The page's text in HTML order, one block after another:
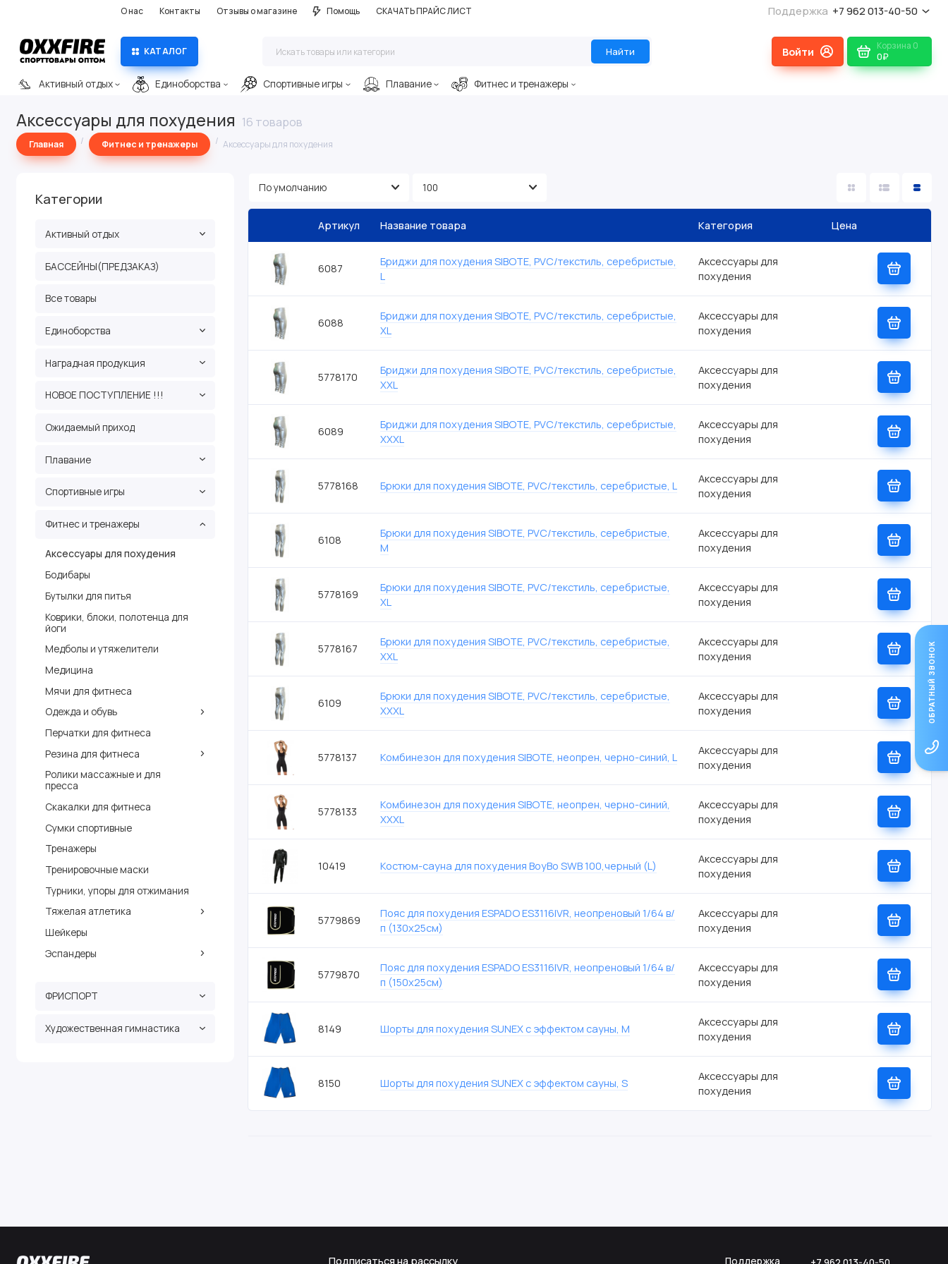
О нас Контакты Отзывы о магазине Помощь СКАЧАТЬ ПРАЙС ЛИСТ Поддержка +7 962 013-40-50
КАТАЛОГ Найти Корзина 0
0₽
Активный отдых Единоборства Спортивные игры Плавание Фитнес и тренажеры
Аксессуары для похудения 16 товаров
Главная Фитнес и тренажеры Аксессуары для похудения
Категории
Активный отдых
БАССЕЙНЫ(ПРЕДЗАКАЗ)
Все товары
Единоборства
Наградная продукция
НОВОЕ ПОСТУПЛЕНИЕ !!!
Ожидаемый приход
Плавание
Спортивные игры
Фитнес и тренажеры
Аксессуары для похудения
Бодибары
Бутылки для питья
Коврики, блоки, полотенца для
йоги
Медболы и утяжелители
Медицина
Мячи для фитнеса
Одежда и обувь
Перчатки для фитнеса
Резина для фитнеса
Ролики массажные и для
пресса
Скакалки для фитнеса
Сумки спортивные
Тренажеры
Тренировочные маски
Турники, упоры для отжимания
Тяжелая атлетика
Шейкеры
Эспандеры
ФРИСПОРТ
Художественная гимнастика
Артикул Название товара Категория Цена
6087
Бриджи для похудения SIBOTE, PVC/текстиль, серебристые,
L
Аксессуары для
похудения
6088
Бриджи для похудения SIBOTE, PVC/текстиль, серебристые,
XL
Аксессуары для
похудения
5778170
Бриджи для похудения SIBOTE, PVC/текстиль, серебристые,
XXL
Аксессуары для
похудения
6089
Бриджи для похудения SIBOTE, PVC/текстиль, серебристые,
XXXL
Аксессуары для
похудения
5778168 Брюки для похудения SIBOTE, PVC/текстиль, серебристые, L
Аксессуары для
похудения
6108
Брюки для похудения SIBOTE, PVC/текстиль, серебристые,
M
Аксессуары для
похудения
5778169
Брюки для похудения SIBOTE, PVC/текстиль, серебристые,
XL
Аксессуары для
похудения
5778167
Брюки для похудения SIBOTE, PVC/текстиль, серебристые,
XXL
Аксессуары для
похудения
6109
Брюки для похудения SIBOTE, PVC/текстиль, серебристые,
XXXL
Аксессуары для
похудения
5778137 Комбинезон для похудения SIBOTE, неопрен, черно-синий, L
Аксессуары для
похудения
5778133
Комбинезон для похудения SIBOTE, неопрен, черно-синий,
XXXL
Аксессуары для
похудения
10419 Костюм-сауна для похудения BoyBo SWB 100,черный (L)
Аксессуары для
похудения
5779869
Пояс для похудения ESPADO ES3116IVR, неопреновый 1/64 в/
п (130х25см)
Аксессуары для
похудения
5779870
Пояс для похудения ESPADO ES3116IVR, неопреновый 1/64 в/
п (150х25см)
Аксессуары для
похудения
8149 Шорты для похудения SUNEX с эффектом сауны, M
Аксессуары для
похудения
8150 Шорты для похудения SUNEX с эффектом сауны, S
Аксессуары для
похудения
Подписаться на рассылку Поддержка
ОБРАТНЫЙ ЗВОНОК